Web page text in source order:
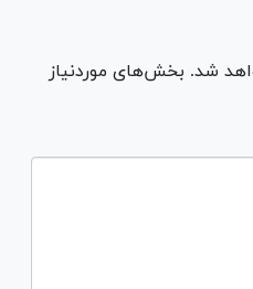
شد. بخش‌های موردنیاز